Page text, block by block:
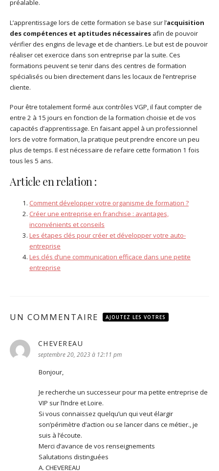
préalable.
L’apprentissage lors de cette formation se base sur l’acquisition
des compétences et aptitudes nécessaires afin de pouvoir
vérifier des engins de levage et de chantiers. Le but est de pouvoir
réaliser cet exercice dans son entreprise par la suite. Ces
formations peuvent se tenir dans des centres de formation
spécialisés ou bien directement dans les locaux de l’entreprise
cliente.
Pour être totalement formé aux contrôles VGP, il faut compter de
entre 2 à 15 jours en fonction de la formation choisie et de vos
capacités d’apprentissage. En faisant appel à un professionnel
lors de votre formation, la pratique peut prendre encore un peu
plus de temps. Il est nécessaire de refaire cette formation 1 fois
tous les 5 ans.
Article en relation :
Comment développer votre organisme de formation ?
Créer une entreprise en franchise : avantages,
inconvénients et conseils
Les étapes clés pour créer et développer votre auto-
entreprise
Les clés d’une communication efficace dans une petite
entreprise
UN COMMENTAIRE AJOUTEZ LES VOTRES
CHEVEREAU
septembre 20, 2023 à 12:11 pm
Bonjour,
Je recherche un successeur pour ma petite entreprise de
VIP sur l’Indre et Loire.
Si vous connaissez quelqu’un qui veut élargir
son’périmètre d’action ou se lancer dans ce métier., je
suis à l’écoute.
Merci d’avance de vos renseignements
Salutations distinguées
A. CHEVEREAU